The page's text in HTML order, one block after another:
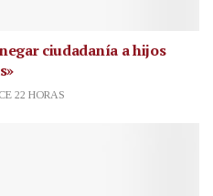
ciudadanía a hijos
22 HORAS